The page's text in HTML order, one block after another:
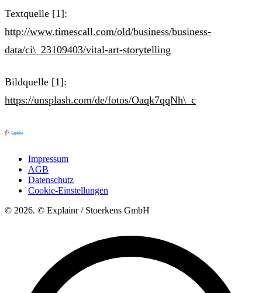
Textquelle [1]:
http://www.timescall.com/old/business/business-
data/ci\_23109403/vital-art-storytelling
Bildquelle [1]:
https://unsplash.com/de/fotos/Oaqk7qqNh\_c
Impressum
AGB
Datenschutz
Cookie-Einstellungen
© 2026. © Explainr / Stoerkens GmbH